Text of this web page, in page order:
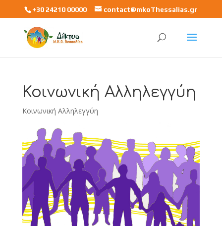
+30 24210 00000 contact@mkoThessalias.gr
Κοινωνική Αλληλεγγύη
Κοινωνική Αλληλεγγύη